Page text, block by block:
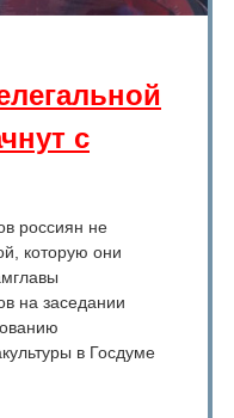
с
россиян не
которую они
на заседании
в Госдуме